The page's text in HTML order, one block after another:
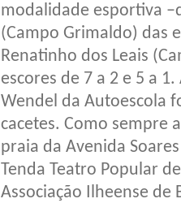
modalidade esportiva
(Campo Grimaldo) das
Renatinho dos Leais
escores de 7 a 2 e 5 a
Wendel da Autoescola
cacetes. Como sempre
praia da Avenida
Tenda Teatro Popular
Associação Ilheense de